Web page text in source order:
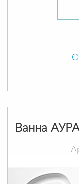
Ванна